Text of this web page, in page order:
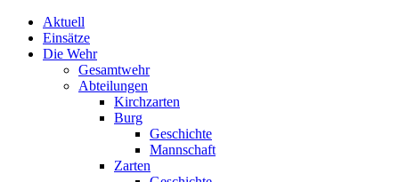
Aktuell
Einsätze
Die Wehr
Gesamtwehr
Abteilungen
Kirchzarten
Burg
Geschichte
Mannschaft
Zarten